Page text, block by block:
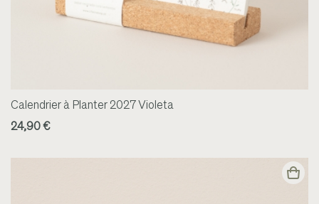
Calendrier à Planter 2027 Violeta
24,90 €